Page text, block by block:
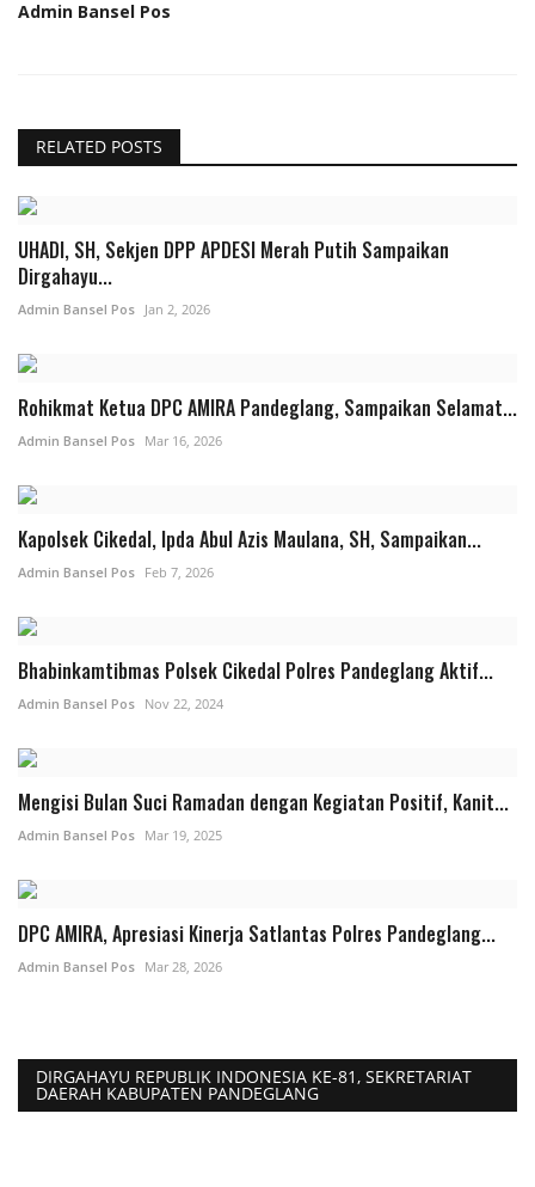
Admin Bansel Pos
RELATED POSTS
UHADI, SH, Sekjen DPP APDESI Merah Putih Sampaikan
Dirgahayu...
Admin Bansel Pos Jan 2, 2026
Rohikmat Ketua DPC AMIRA Pandeglang, Sampaikan Selamat...
Admin Bansel Pos Mar 16, 2026
Kapolsek Cikedal, Ipda Abul Azis Maulana, SH, Sampaikan...
Admin Bansel Pos Feb 7, 2026
Bhabinkamtibmas Polsek Cikedal Polres Pandeglang Aktif...
Admin Bansel Pos Nov 22, 2024
Mengisi Bulan Suci Ramadan dengan Kegiatan Positif, Kanit...
Admin Bansel Pos Mar 19, 2025
DPC AMIRA, Apresiasi Kinerja Satlantas Polres Pandeglang...
Admin Bansel Pos Mar 28, 2026
DIRGAHAYU REPUBLIK INDONESIA KE-81, SEKRETARIAT
DAERAH KABUPATEN PANDEGLANG